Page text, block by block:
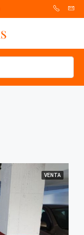
VENTA